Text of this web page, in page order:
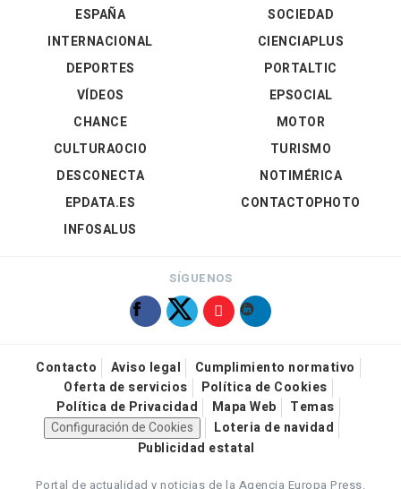
ESPAÑA
INTERNACIONAL
DEPORTES
VÍDEOS
SOCIEDAD
CIENCIAPLUS
PORTALTIC
EPSOCIAL
CHANCE
CULTURAOCIO
DESCONECTA
EPDATA.ES
INFOSALUS
MOTOR
TURISMO
NOTIMÉRICA
CONTACTOPHOTO
SÍGUENOS
Contacto Aviso legal
Cumplimiento normativo
Oferta de servicios
Política de Cookies
Política de Privacidad
Mapa Web
Temas
Configuración de Cookies
Loteria de navidad
Publicidad estatal
Portal de actualidad y noticias de la Agencia Europa Press.